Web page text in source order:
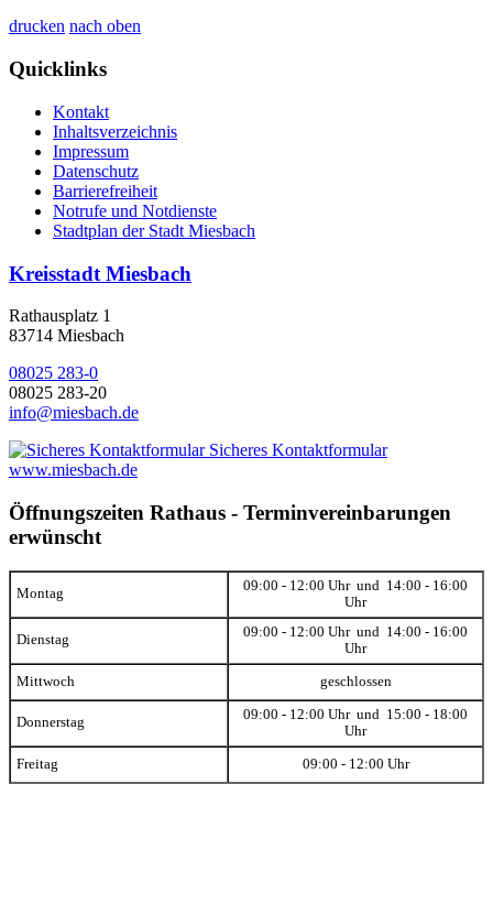
drucken nach oben
Quicklinks
Kontakt
Inhaltsverzeichnis
Impressum
Datenschutz
Barrierefreiheit
Notrufe und Notdienste
Stadtplan der Stadt Miesbach
Kreisstadt Miesbach
Rathausplatz 1
83714 Miesbach
08025 283-0
08025 283-20
info@miesbach.de
Sicheres Kontaktformular
www.miesbach.de
Öffnungszeiten Rathaus - Terminvereinbarungen
erwünscht
Montag
09:00 - 12:00 Uhr und 14:00 - 16:00
Uhr
Dienstag
09:00 - 12:00 Uhr und 14:00 - 16:00
Uhr
Mittwoch geschlossen
Donnerstag
09:00 - 12:00 Uhr und 15:00 - 18:00
Uhr
Freitag 09:00 - 12:00 Uhr